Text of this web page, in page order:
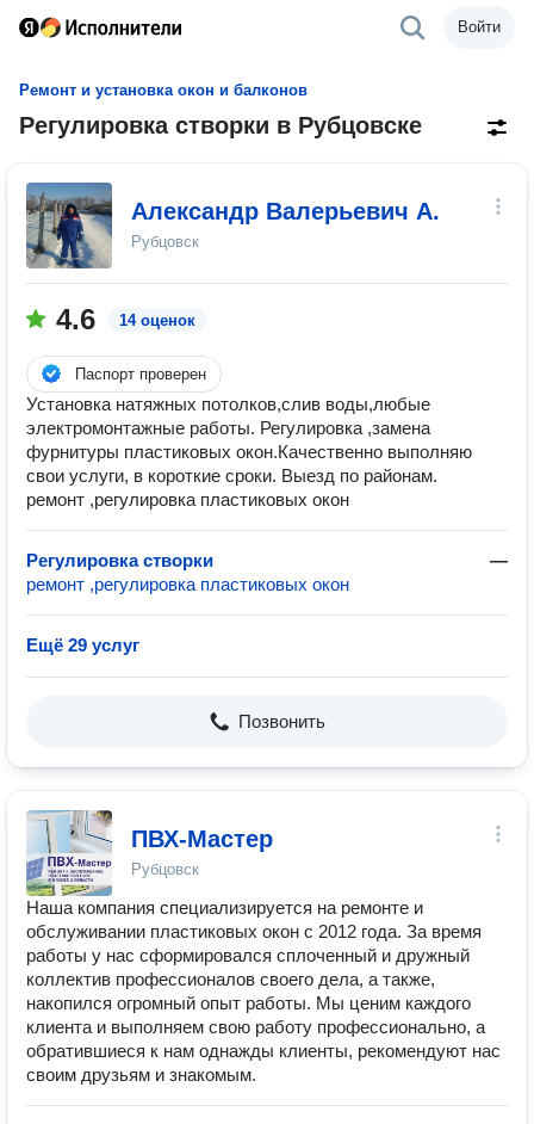
Войти
Ремонт и установка окон и балконов
Регулировка створки в Рубцовске
Александр Валерьевич А.
Рубцовск
4.6 14 оценок
Паспорт проверен
Установка натяжных потолков,слив воды,любые
электромонтажные работы. Регулировка ,замена
фурнитуры пластиковых окон.Качественно выполняю
свои услуги, в короткие сроки. Выезд по районам.
ремонт ,регулировка пластиковых окон
Регулировка створки
—
ремонт ,регулировка пластиковых окон
Ещё 29 услуг
Позвонить
ПВХ-Мастер
Рубцовск
Наша компания специализируется на ремонте и
обслуживании пластиковых окон с 2012 года. За время
работы у нас сформировался сплоченный и дружный
коллектив профессионалов своего дела, а также,
накопился огромный опыт работы. Мы ценим каждого
клиента и выполняем свою работу профессионально, а
обратившиеся к нам однажды клиенты, рекомендуют нас
своим друзьям и знакомым.